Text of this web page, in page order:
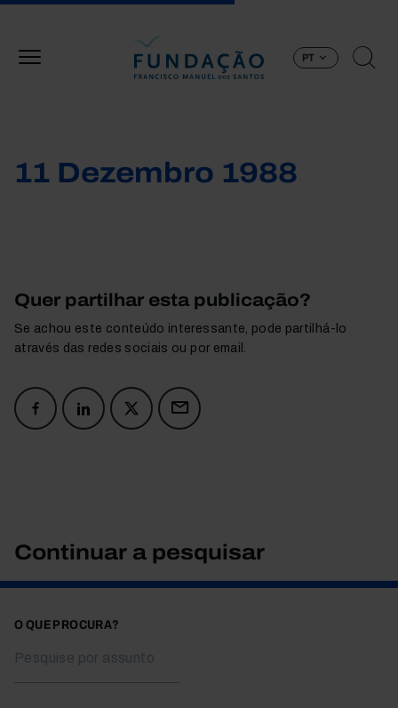
PT
11 Dezembro 1988
Quer partilhar esta publicação?
Se achou este conteúdo interessante, pode partilhá-lo
através das redes sociais ou por email.
Continuar a pesquisar
O QUE PROCURA?